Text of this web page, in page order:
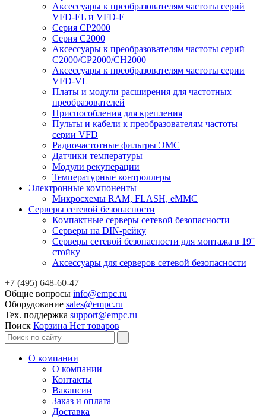
Аксессуары к преобразователям частоты серий
VFD-EL и VFD-E
Серия CP2000
Серия C2000
Аксессуары к преобразователям частоты серий
С2000/CP2000/CH2000
Аксессуары к преобразователям частоты серии
VFD-VL
Платы и модули расширения для частотных
преобразователей
Приспособления для крепления
Пульты и кабели к преобразователям частоты
серии VFD
Радиочастотные фильтры ЭМС
Датчики температуры
Модули рекуперации
Температурные контроллеры
Электронные компоненты
Микросхемы RAM, FLASH, eMMC
Серверы сетевой безопасности
Компактные серверы сетевой безопасности
Серверы на DIN-рейку
Серверы сетевой безопасности для монтажа в 19''
стойку
Аксессуары для серверов сетевой безопасности
+7 (495) 648-60-47
Общие вопросы info@empc.ru
Оборудование sales@empc.ru
Тех. поддержка support@empc.ru
Поиск Корзина Нет товаров
О компании
О компании
Контакты
Вакансии
Заказ и оплата
Доставка